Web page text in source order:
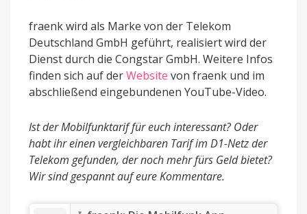
fraenk wird als Marke von der Telekom
Deutschland GmbH geführt, realisiert wird der
Dienst durch die Congstar GmbH. Weitere Infos
finden sich auf derWebsite von fraenk und im
abschließend eingebundenen YouTube-Video.
Ist der Mobilfunktarif für euch interessant? Oder
habt ihr einen vergleichbaren Tarif im D1-Netz der
Telekom gefunden, der noch mehr fürs Geld bietet?
Wir sind gespannt auf eure Kommentare.